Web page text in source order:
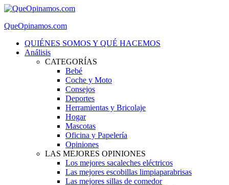
QueOpinamos.com
QUIÉNES SOMOS Y QUÉ HACEMOS
Análisis
CATEGORÍAS
Bebé
Coche y Moto
Consejos
Deportes
Herramientas y Bricolaje
Hogar
Mascotas
Oficina y Papelería
Opiniones
LAS MEJORES OPINIONES
Los mejores sacaleches eléctricos
Las mejores escobillas limpiaparabrisas
Las mejores sillas de comedor